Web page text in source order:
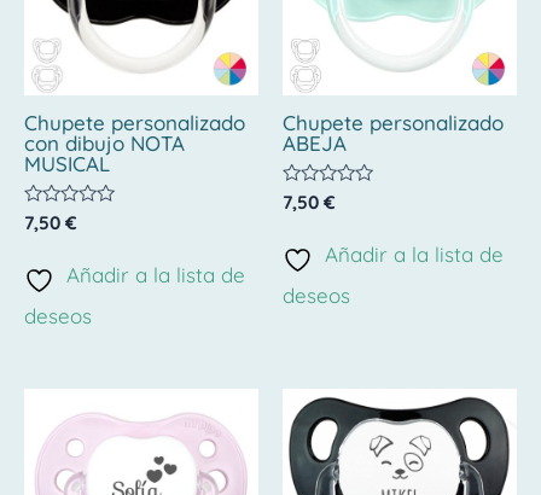
Chupete personalizado
con dibujo NOTA
MUSICAL
Valorado
con
de
5
7,50 €
Añadir a la lista de
deseos
Chupete personalizado
ABEJA
Valorado
con
de
5
7,50 €
Añadir a la lista de
deseos